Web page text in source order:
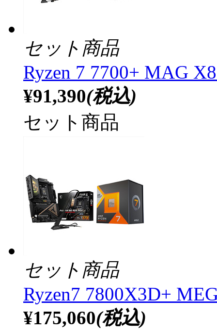
セット商品
Ryzen 7 7700+ MAG
¥91,390(税込)
セット商品
セット商品
Ryzen7 7800X3D+
¥175,060(税込)